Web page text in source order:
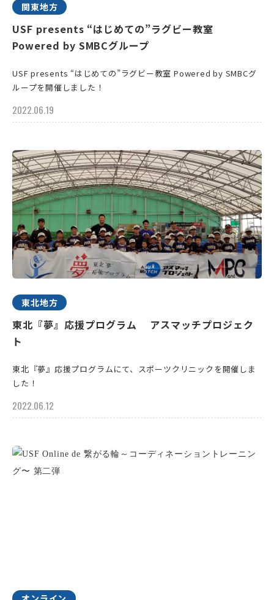
関東地方
USF presents “はじめての”ラグビー教室
Powered by SMBCグループ
USF presents “はじめての”ラグビー教室 Powered by SMBCグ
ループを開催しました！
2022.06.19
東北地方
東北『夢』応援プログラム アスマッチプロジェク
ト
東北『夢』応援プログラムにて、スポーツクリニックを開催しま
した！
2022.06.12